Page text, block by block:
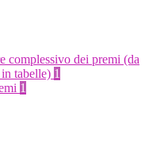
complessivo dei premi (da
tabelle) 1
1